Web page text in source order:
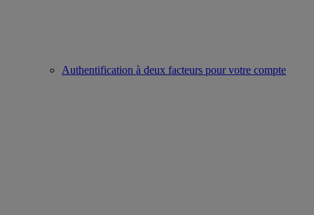
Authentification à deux facteurs pour votre compte